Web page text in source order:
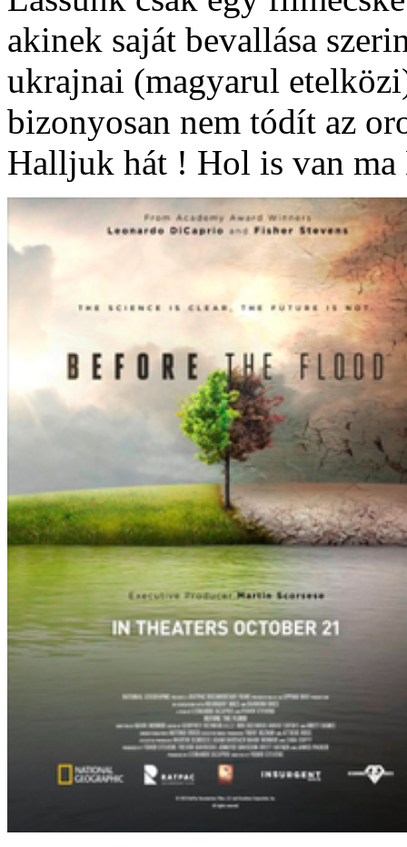
akinek saját bevallása
ukrajnai (magyarul
bizonyosan nem tódít az
Halljuk hát ! Hol is van